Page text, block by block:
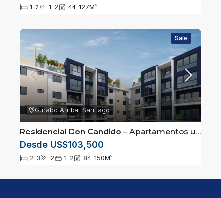
1-2 1-2 44-127M²
Sale
Gurabo Arriba, Santiago
Residencial Don Candido – Apartamentos ubicados en Gurabo, Santiago
Desde US$103,500
2-3 2 1-2 84-150M²